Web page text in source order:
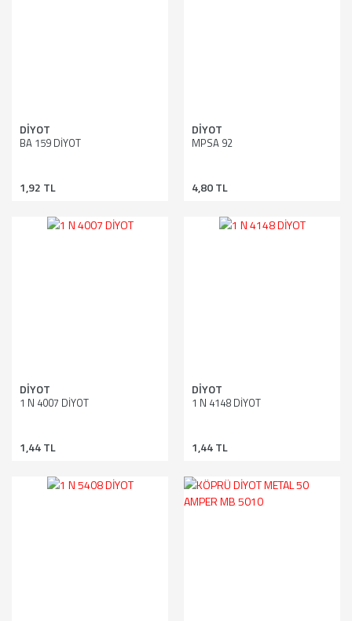
DİYOT
BA 159 DİYOT
1,92 TL
DİYOT
MPSA 92
4,80 TL
DİYOT
1 N 4007 DİYOT
1,44 TL
DİYOT
1 N 4148 DİYOT
1,44 TL